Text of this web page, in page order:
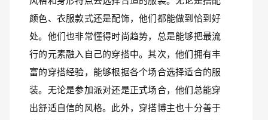
颜色、衣服款式还是配饰，他们都能做到恰到好
处。他们也非常懂得时尚趋势，总是能够把最流
行的元素融入自己的穿搭中。其次，他们拥有丰
富的穿搭经验，能够根据各个场合选择适合的服
装。无论是参加派对还是正式场合，他们总能穿
出舒适自信的风格。此外，穿搭博主也十分善于